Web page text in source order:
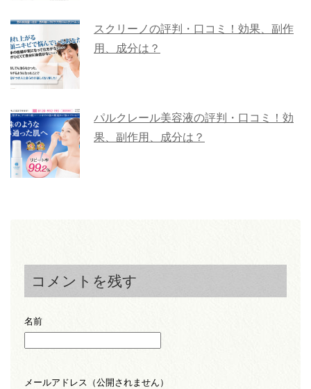
スクリーノの評判・口コミ！効果、副作
用、成分は？
パルクレール美容液の評判・口コミ！効
果、副作用、成分は？
コメントを残す
名前
メールアドレス（公開されません）